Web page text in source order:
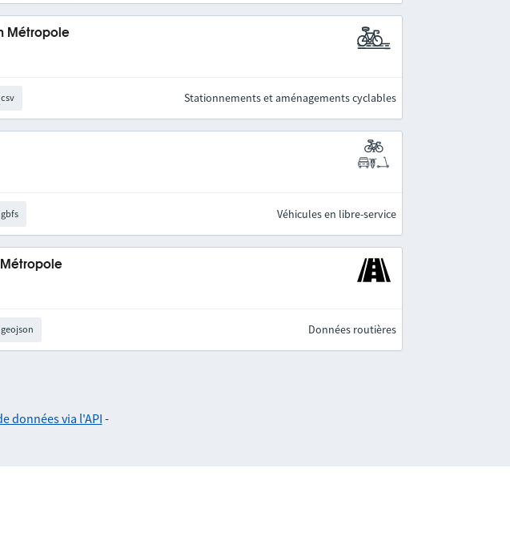
Métropole
csv Stationnements et aménagements cyclables
gbfs Véhicules en libre-service
Métropole
geojson Données routières
données via l'API-